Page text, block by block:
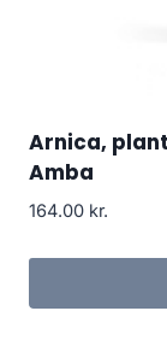
Arnica,
Amba
164.00 kr.